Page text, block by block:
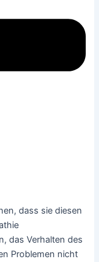
dass sie diesen
das Verhalten des
Problemen nicht